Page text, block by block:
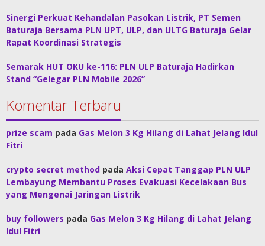
Sinergi Perkuat Kehandalan Pasokan Listrik, PT Semen
Baturaja Bersama PLN UPT, ULP, dan ULTG Baturaja Gelar
Rapat Koordinasi Strategis
Semarak HUT OKU ke-116: PLN ULP Baturaja Hadirkan
Stand “Gelegar PLN Mobile 2026”
Komentar Terbaru
prize scam pada Gas Melon 3 Kg Hilang di Lahat Jelang Idul
Fitri
crypto secret method pada Aksi Cepat Tanggap PLN ULP
Lembayung Membantu Proses Evakuasi Kecelakaan Bus
yang Mengenai Jaringan Listrik
buy followers pada Gas Melon 3 Kg Hilang di Lahat Jelang
Idul Fitri